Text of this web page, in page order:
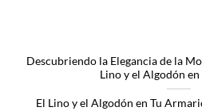
Descubriendo la Elegancia de la
Lino y el Algodón
El Lino y el Algodón en Tu